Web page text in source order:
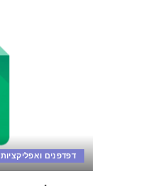
דפדפנים ואפליקציות